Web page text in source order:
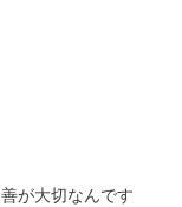
が大切なんです